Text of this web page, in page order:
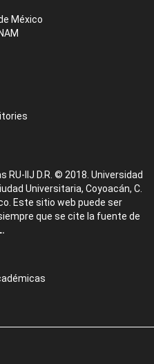
México
IIJ D.R. © 2018. Universidad
Universitaria, Coyoacán, C.
Este sitio web puede ser
que se cite la fuente de